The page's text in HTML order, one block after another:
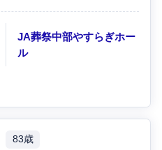
JA葬祭中部やすらぎホー
ル
83歳